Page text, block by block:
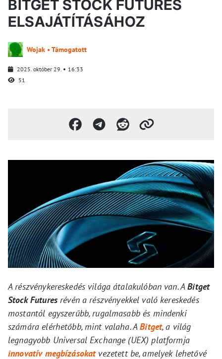
BITGET STOCK FUTURES
ELSAJÁTÍTÁSÁHOZ
Wojak • Támogatott
2025. október 29.
16:33
51
A részvénykereskedés világa átalakulóban van. ABitget
Stock Futuresrévén a részvényekkel való kereskedés
mostantól egyszerűbb, rugalmasabb és mindenki
számára elérhetőbb, mint valaha. ABitget, a világ
legnagyobb Universal Exchange (UEX) platformja
innovatív megbízásokatvezetett be, amelyek lehetővé